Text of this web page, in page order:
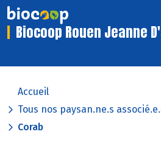
Biocoop Rouen Jeanne
Accueil
Tous nos paysan.ne.s
Corab